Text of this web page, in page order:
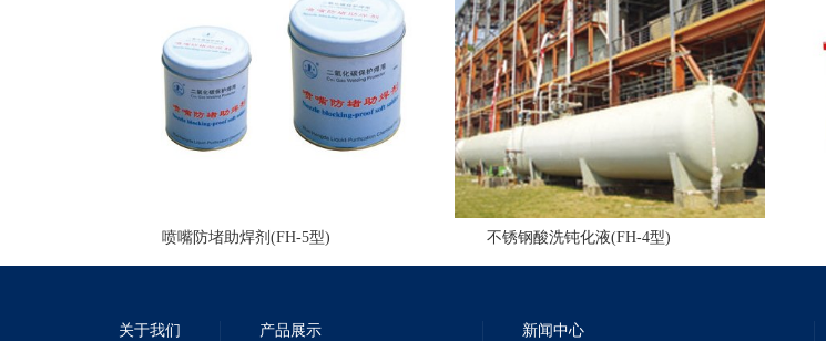
喷嘴防堵助焊剂(FH-5型) 不锈钢酸洗钝化液(FH-4型)
关于我们 产品展示 新闻中心